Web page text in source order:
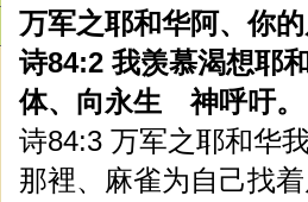
万军之耶和华阿、你
诗84:2 我羡慕渴想耶
体、向永生 神呼吁。
诗84:3 万军之耶和华
那裡、麻雀为自己找